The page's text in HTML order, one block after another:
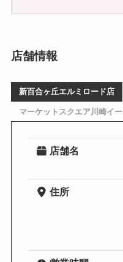
店舗情報
新百合ヶ丘エルミロード店
マーケットスクエア川崎イ
店舗名
住所